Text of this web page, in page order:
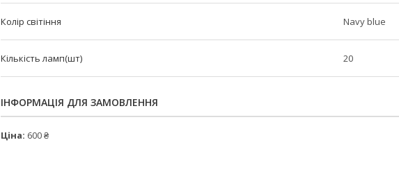
Колір світіння Navy blue
Кількість ламп(шт) 20
ІНФОРМАЦІЯ ДЛЯ ЗАМОВЛЕННЯ
Ціна: 600 ₴